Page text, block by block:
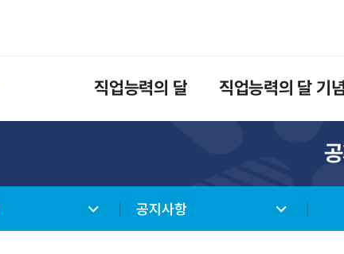
직업능력의 달 직업능력의 달 기
공지사항